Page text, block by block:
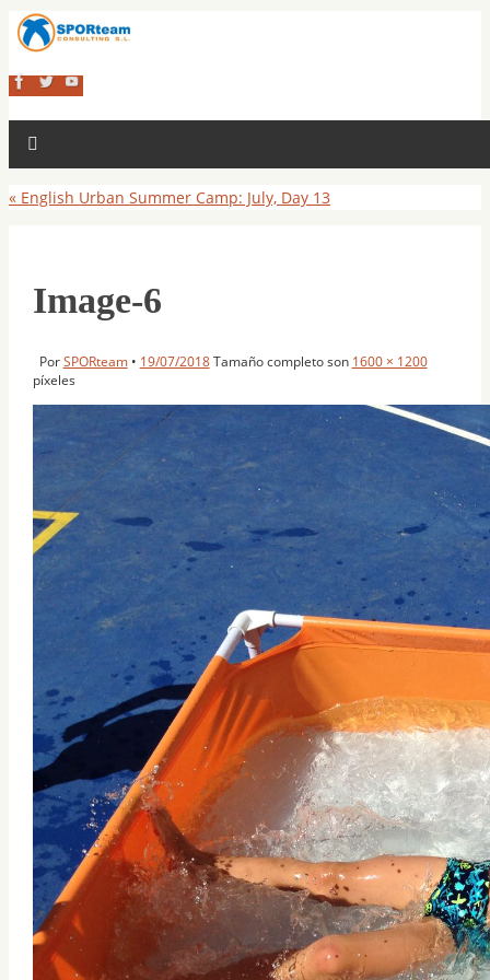
« English Urban Summer Camp: July, Day 13
Image-6
PorSPORteam • 19/07/2018 Tamaño completo son 1600 × 1200
píxeles